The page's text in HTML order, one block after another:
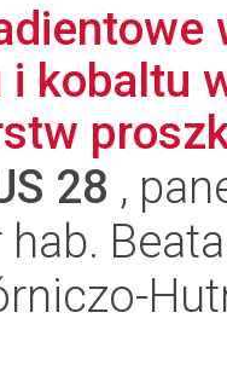
kobaltu
28 ,